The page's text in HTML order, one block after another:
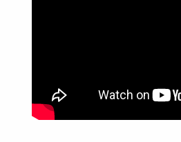
WhatsApp: (17) 99268-0565